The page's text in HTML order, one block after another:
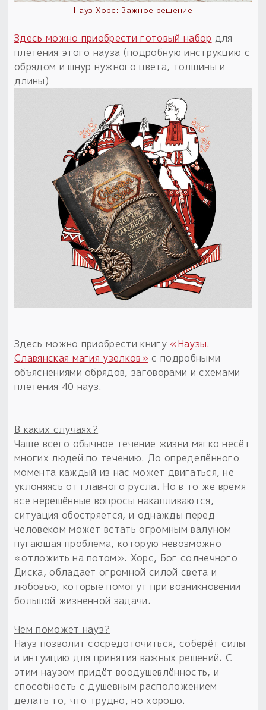
Товары недели
Безоплатная доставка
на заказ от 4 тыс. руб. со скидкой
Оберег в подарок
к заказу от 3 тыс. руб.
Науз Хорс: Важное решение
Здесь можно приобрести готовый набор для
плетения этого науза (подробную инструкцию с
обрядом и шнур нужного цвета, толщины и
длины)
Здесь можно приобрести книгу «Наузы.
Славянская магия узелков» с подробными
объяснениями обрядов, заговорами и схемами
плетения 40 науз.
В каких случаях?
Чаще всего обычное течение жизни мягко несёт
многих людей по течению. До определённого
момента каждый из нас может двигаться, не
уклоняясь от главного русла. Но в то же время
все нерешённые вопросы накапливаются,
ситуация обостряется, и однажды перед
человеком может встать огромным валуном
пугающая проблема, которую невозможно
«отложить на потом». Хорс, Бог солнечного
Диска, обладает огромной силой света и
любовью, которые помогут при возникновении
большой жизненной задачи.
Чем поможет науз?
Науз позволит сосредоточиться, соберёт силы
и интуицию для принятия важных решений. С
этим наузом придёт воодушевлённость, и
способность с душевным расположением
делать то, что трудно, но хорошо.